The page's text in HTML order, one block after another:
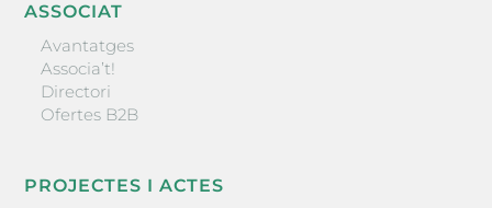
ASSOCIAT
Avantatges
Associa’t!
Directori
Ofertes B2B
PROJECTES I ACTES